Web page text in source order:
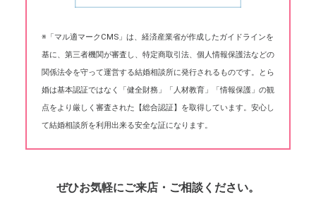
※「マル適マークCMS」は、経済産業省が作成したガイドラインを
基に、第三者機関が審査し、特定商取引法、個人情報保護法などの
関係法令を守って運営する結婚相談所に発行されるものです。とら
婚は基本認証ではなく「健全財務」「人材教育」「情報保護」の観
点をより厳しく審査された【総合認証】を取得しています。安心し
て結婚相談所を利用出来る安全な証になります。
ぜひお気軽にご来店・ご相談ください。